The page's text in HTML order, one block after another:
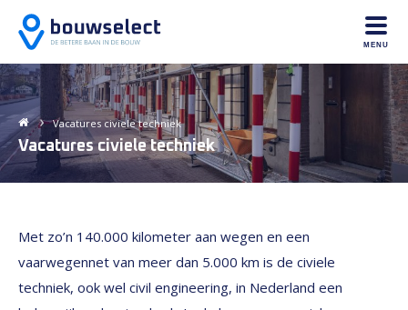
MENU
Vacaturesciviele techniek
Vacaturesciviele techniek
Met zo’n 140.000 kilometer aan wegen en een
vaarwegennet van meer dan 5.000 km is de civiele
techniek, ook wel civil engineering, in Nederland een